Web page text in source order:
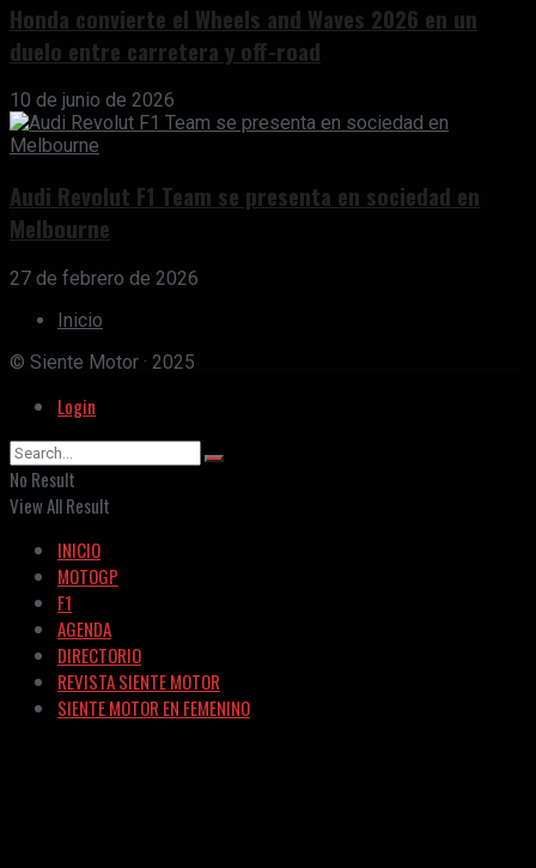
Honda convierte el Wheels and Waves 2026 en un
duelo entre carretera y off-road
10 de junio de 2026
Audi Revolut F1 Team se presenta en sociedad en
Melbourne
27 de febrero de 2026
Inicio
© Siente Motor · 2025
Login
No Result
View All Result
INICIO
MOTOGP
F1
AGENDA
DIRECTORIO
REVISTA SIENTE MOTOR
SIENTE MOTOR EN FEMENINO